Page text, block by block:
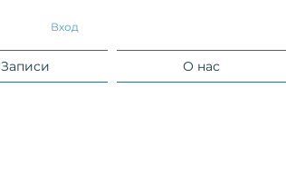
Вход
Записи О нас